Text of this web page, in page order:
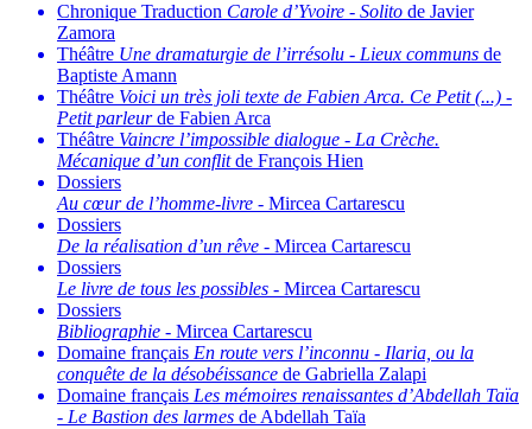
Chronique Traduction Carole d’Yvoire - Solito de Javier
Zamora
Théâtre Une dramaturgie de l’irrésolu - Lieux communs de
Baptiste Amann
Théâtre Voici un très joli texte de Fabien Arca. Ce Petit (...) -
Petit parleurde Fabien Arca
Théâtre Vaincre l’impossible dialogue - La Crèche.
Mécanique d’un conflitde François Hien
Dossiers
Au cœur de l’homme-livre - Mircea Cartarescu
Dossiers
De la réalisation d’un rêve - Mircea Cartarescu
Dossiers
Le livre de tous les possibles - Mircea Cartarescu
Dossiers
Bibliographie - Mircea Cartarescu
Domaine français En route vers l’inconnu - Ilaria, ou la
conquête de la désobéissance de Gabriella Zalapi
Domaine français Les mémoires renaissantes d’Abdellah Taïa
- Le Bastion des larmes de Abdellah Taïa